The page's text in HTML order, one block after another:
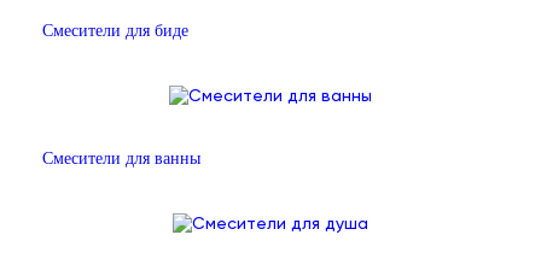
Смесители для биде
Смесители для ванны